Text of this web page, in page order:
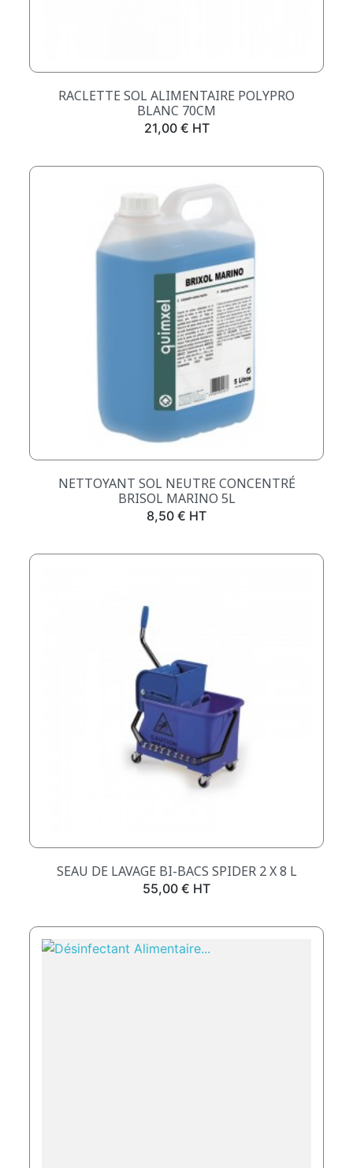
RACLETTE SOL ALIMENTAIRE POLYPRO
BLANC 70CM
Prix
21,00 € HT
NETTOYANT SOL NEUTRE CONCENTRÉ
BRISOL MARINO 5L
Prix
8,50 € HT
SEAU DE LAVAGE BI-BACS SPIDER 2 X 8 L
Prix
55,00 € HT